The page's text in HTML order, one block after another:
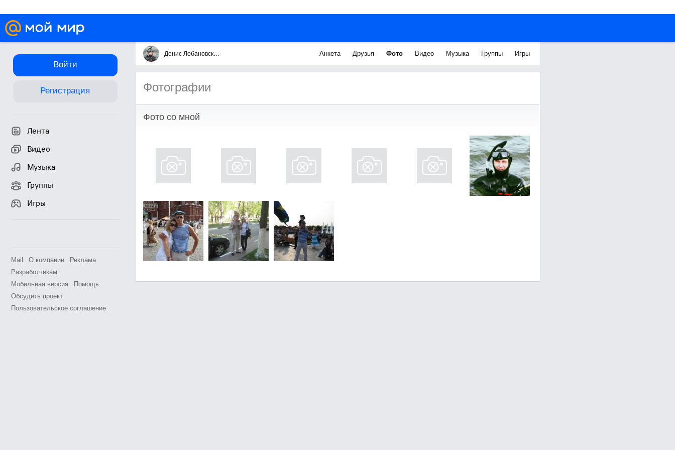
Войти
Регистрация
Лента
Видео
Музыка
Группы
Игры
Mail О компании
Реклама
Разработчикам
Мобильная версия
Помощь
Обсудить проект
Пользовательское соглашение
Денис Лобановский Анкета Друзья Фото Видео Музыка Группы Игры
Фотографии
Фото со мной